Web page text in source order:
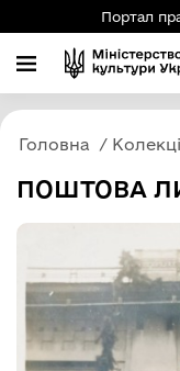
Портал
Головна
ПОШТОВА